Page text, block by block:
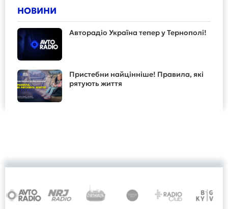
НОВИНИ
Авторадіо Україна тепер у Тернополі!
Пристебни найцінніше! Правила, які
рятують життя